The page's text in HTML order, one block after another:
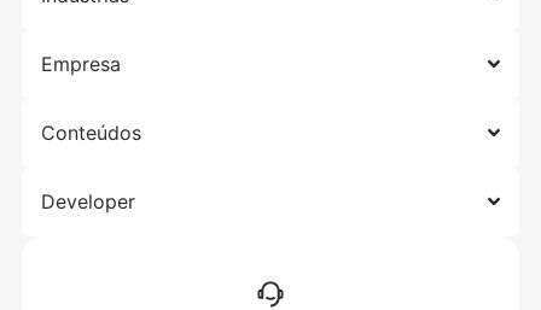
Empresa
Conteúdos
Developer